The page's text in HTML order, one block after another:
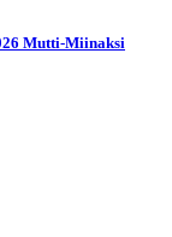
Mutti-Miinaksi